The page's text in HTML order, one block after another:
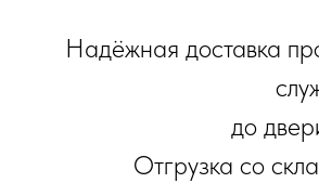
Надёжная доставка
до
Отгрузка со